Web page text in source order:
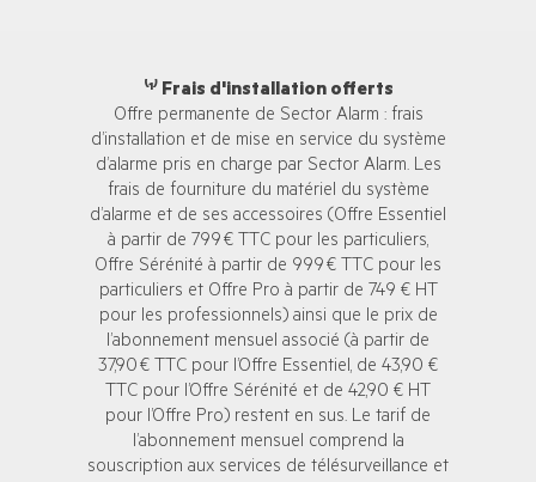
⁽¹⁾ Frais d'installation offerts
Offre permanente de Sector Alarm : frais
d’installation et de mise en service du système
d’alarme pris en charge par Sector Alarm. Les
frais de fourniture du matériel du système
d’alarme et de ses accessoires (Offre Essentiel
à partir de 799 € TTC pour les particuliers,
Offre Sérénité à partir de 999 € TTC pour les
particuliers et Offre Pro à partir de 749 € HT
pour les professionnels) ainsi que le prix de
l’abonnement mensuel associé (à partir de
37,90 € TTC pour l’Offre Essentiel, de 43,90 €
TTC pour l’Offre Sérénité et de 42,90 € HT
pour l’Offre Pro) restent en sus. Le tarif de
l’abonnement mensuel comprend la
souscription aux services de télésurveillance et